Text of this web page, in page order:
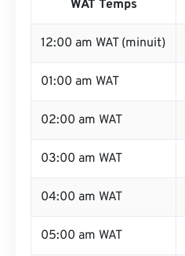
WAT Temps
12:00 am WAT (minuit)
01:00 am WAT
02:00 am WAT
03:00 am WAT
04:00 am WAT
05:00 am WAT